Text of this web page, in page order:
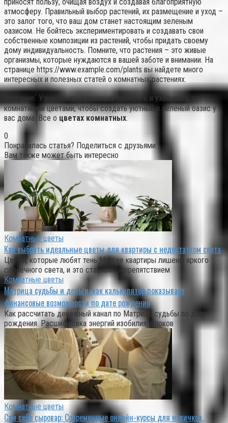
атмосферу. Правильный выбор растений, их размещение и уход –
это залог того, что ваш дом станет настоящим зеленым
оазисом. Не бойтесь экспериментировать и создавать свои
собственные композиции из растений, чтобы придать своему
дому индивидуальность. Помните, что растения – это живые
организмы, которые нуждаются в вашей заботе и внимании. На
странице https://www.example.com/plants вы найдете много
интересных и полезных статей о комнатных растениях.
Описание⁚ Узнайте, как правильно выбирать и ухаживать за
комнатными цветами, чтобы создать уютный и зеленый оазис у
вас дома. Все о цветах комнатных
0
Понравилась статья? Поделиться с друзьями:
Вам также может быть интересно
Комнатные цветы
Как выбрать идеальные цветы для квартиры с недостатком света
Цветы, которые любят тень Многие квартиры лишены яркого
солнечного света, и это становится препятствием
Комнатные цветы
Матрица судьбы и деньги: как калькулятор показывает
финансовые возможности по дате рождения
Как рассчитать денежный канал по Матрице судьбы по дате
рождения. Расшифровка энергий изобилия, блоков
Комнатные цветы
Сам себе сыровар: Современные онлайн-курсы для новичков.